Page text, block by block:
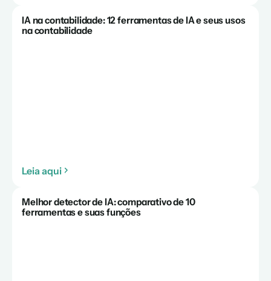
IA na contabilidade: 12 ferramentas de IA e seus usos
na contabilidade
Leia aqui
Melhor detector de IA: comparativo de 10
ferramentas e suas funções